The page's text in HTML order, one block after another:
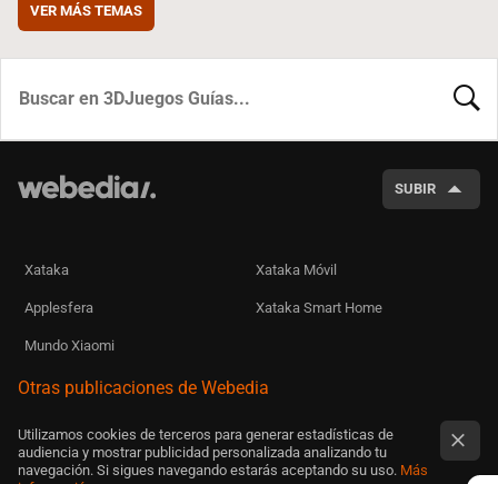
VER MÁS TEMAS
SUBIR
Xataka Xataka Móvil
Applesfera Xataka Smart Home
Mundo Xiaomi
Otras publicaciones de Webedia
Utilizamos cookies de terceros para generar estadísticas de
audiencia y mostrar publicidad personalizada analizando tu
navegación. Si sigues navegando estarás aceptando su uso. Más